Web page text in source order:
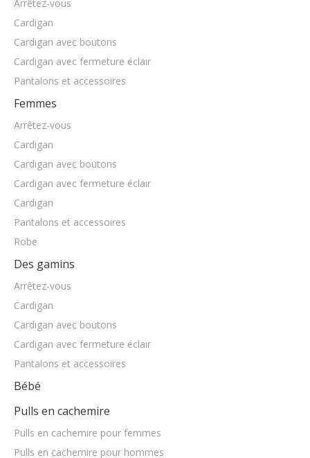
DES PRODUITS
Hommes
Arrêtez-vous
Cardigan
Cardigan avec boutons
Cardigan avec fermeture éclair
Pantalons et accessoires
Femmes
Cardigan avec boutons
Cardigan avec fermeture éclair
Cardigan
Pantalons et accessoires
Robe
Des gamins
Arrêtez-vous
Cardigan
Cardigan avec boutons
Cardigan avec fermeture éclair